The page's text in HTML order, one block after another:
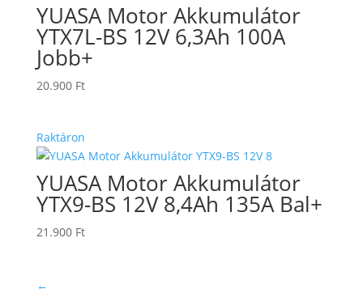
YUASA Motor Akkumulátor
YTX7L-BS 12V 6,3Ah 100A
Jobb+
20.900 Ft
Raktáron
YUASA Motor Akkumulátor
YTX9-BS 12V 8,4Ah 135A Bal+
21.900 Ft
←